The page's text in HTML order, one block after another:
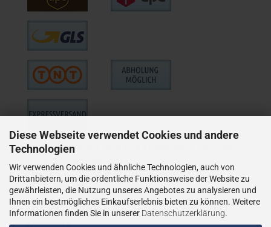
Diese Webseite verwendet Cookies und andere
Technologien
Wir verwenden Cookies und ähnliche Technologien, auch von
Drittanbietern, um die ordentliche Funktionsweise der Website zu
gewährleisten, die Nutzung unseres Angebotes zu analysieren und
Ihnen ein bestmögliches Einkaufserlebnis bieten zu können. Weitere
Informationen finden Sie in unserer Datenschutzerklärung.
WIE VERSENDEN NUR ALS VERSICHERTES PAKET,
BZW. BEI GRÖSSEREN
LIEFERUNGEN ALS VERSICHERTER
SPEDITIONSVERSAND.
LIEFERUNGEN AN PACKSTATIONEN SIND NICHT
MÖGLICH.